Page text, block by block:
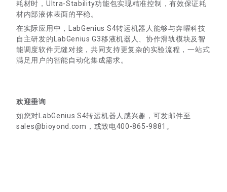
耗材时，Ultra-Stability功能包实现精准控制，有效保证耗
材内部液体表面的平稳。
在实际应用中，LabGenius S4转运机器人能够与奔曜科技
自主研发的LabGenius G3移液机器人、协作滑轨模块及智
能调度软件无缝对接，共同支持更复杂的实验流程，一站式
满足用户的智能自动化集成需求。
欢迎垂询
如您对LabGenius S4转运机器人感兴趣，可发邮件至
sales@bioyond.com，或致电400-865-9881。